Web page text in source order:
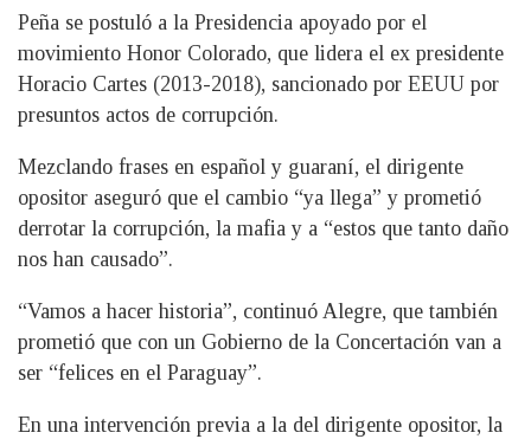
Peña se postuló a la Presidencia apoyado por el
movimiento Honor Colorado, que lidera el ex presidente
Horacio Cartes (2013-2018), sancionado por EEUU por
presuntos actos de corrupción.
Mezclando frases en español y guaraní, el dirigente
opositor aseguró que el cambio “ya llega” y prometió
derrotar la corrupción, la mafia y a “estos que tanto daño
nos han causado”.
“Vamos a hacer historia”, continuó Alegre, que también
prometió que con un Gobierno de la Concertación van a
ser “felices en el Paraguay”.
En una intervención previa a la del dirigente opositor, la